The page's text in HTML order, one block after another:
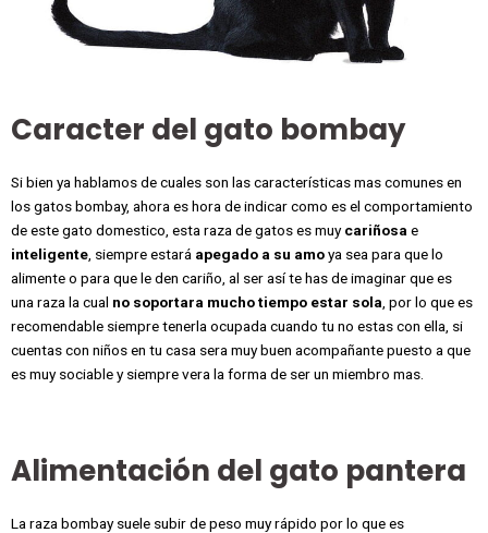
Caracter del gato bombay
Si bien ya hablamos de cuales son las características mas comunes en
los gatos bombay, ahora es hora de indicar como es el comportamiento
de este gato domestico, esta raza de gatos es muycariñosa e
inteligente , siempre estará apegado a su amoya sea para que lo
alimente o para que le den cariño, al ser así te has de imaginar que es
una raza la cual no soportara mucho tiempo estar sola , por lo que es
recomendable siempre tenerla ocupada cuando tu no estas con ella, si
cuentas con niños en tu casa sera muy buen acompañante puesto a que
es muy sociable y siempre vera la forma de ser un miembro mas.
Alimentación del gato pantera
La raza bombay suele subir de peso muy rápido por lo que es